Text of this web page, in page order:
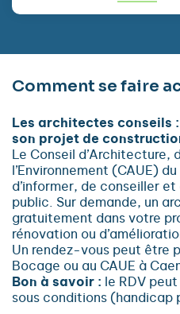
Comment se faire
Les architectes conseils
son projet de
Le Conseil d’Architecture,
l’Environnement (CAUE)
d’informer, de conseiller
public. Sur demande, un
gratuitement dans votre
rénovation ou
Un rendez-vous peut être
Bocage ou au CAUE à
Bon à savoir : le RDV
sous conditions (handicap